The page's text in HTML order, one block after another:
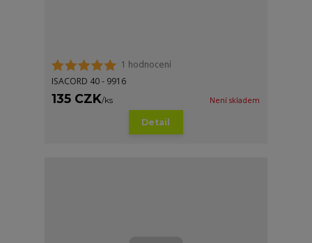
1 hodnocení
ISACORD 40 - 9916
135 CZK/ks Není skladem
Detail